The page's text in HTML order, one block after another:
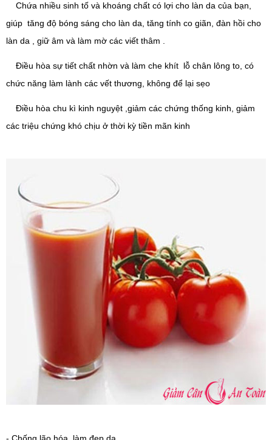
Chứa nhiều sinh tố và khoáng chất có lợi cho làn da của bạn,
giúp tăng độ bóng sáng cho làn da, tăng tính co giãn, đàn hồi cho
làn da , giữ âm và làm mờ các viết thâm .
Điều hòa sự tiết chất nhờn và làm che khít lỗ chân lông to, có
chức năng làm lành các vết thương, không để lại sẹo
Điều hòa chu kì kinh nguyệt ,giảm các chứng thống kinh, giảm
các triệu chứng khó chịu ở thời kỳ tiền mãn kinh